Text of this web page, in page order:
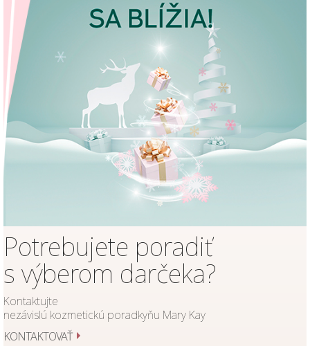
Potrebujete poradiť
s výberom darčeka?
Kontaktujte
nezávislú kozmetickú poradkyňu Mary Kay
KONTAKTOVAŤ